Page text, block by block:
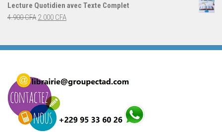
4.900 CFA.
Lecture Quotidien avec Texte Complet
4.900CFA Le
était :
2.000 CFALe
est :